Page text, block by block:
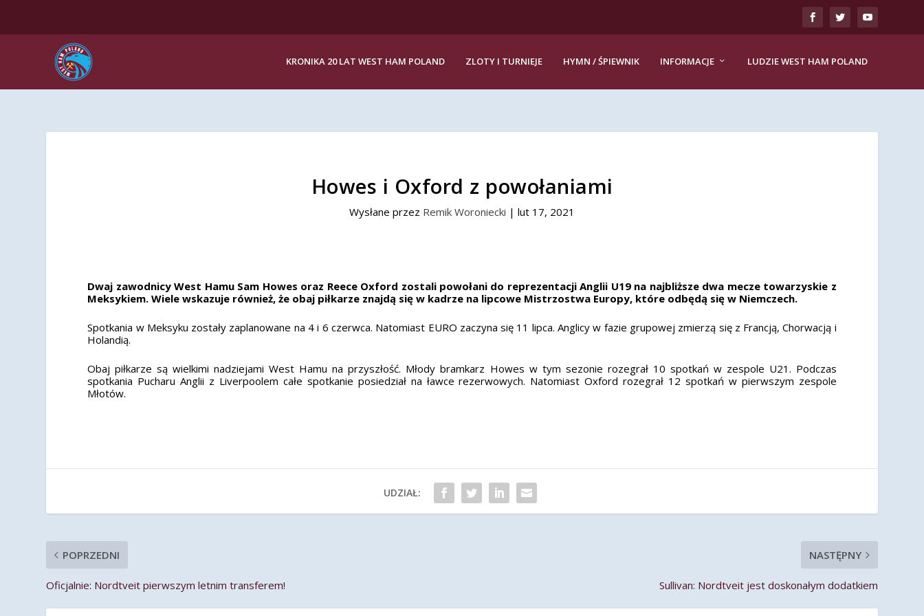
KRONIKA 20 LAT WEST HAM POLAND ZLOTY I TURNIEJE HYMN / ŚPIEWNIK INFORMACJE LUDZIE WEST HAM POLAND
Howes i Oxford z powołaniami
Wysłane przez Remik Woroniecki | lut 17, 2021
Dwaj zawodnicy West Hamu Sam Howes oraz Reece Oxford zostali powołani do reprezentacji Anglii U19 na najbliższe dwa mecze towarzyskie z
Meksykiem. Wiele wskazuje również, że obaj piłkarze znajdą się w kadrze na lipcowe Mistrzostwa Europy, które odbędą się w Niemczech.
Spotkania w Meksyku zostały zaplanowane na 4 i 6 czerwca. Natomiast EURO zaczyna się 11 lipca. Anglicy w fazie grupowej zmierzą się z Francją, Chorwacją i
Holandią.
Obaj piłkarze są wielkimi nadziejami West Hamu na przyszłość. Młody bramkarz Howes w tym sezonie rozegrał 10 spotkań w zespole U21. Podczas
spotkania Pucharu Anglii z Liverpoolem całe spotkanie posiedział na ławce rezerwowych. Natomiast Oxford rozegrał 12 spotkań w pierwszym zespole
Młotów.
UDZIAŁ:
POPRZEDNI
Oficjalnie: Nordtveit pierwszym letnim transferem!
NASTĘPNY
Sullivan: Nordtveit jest doskonałym dodatkiem